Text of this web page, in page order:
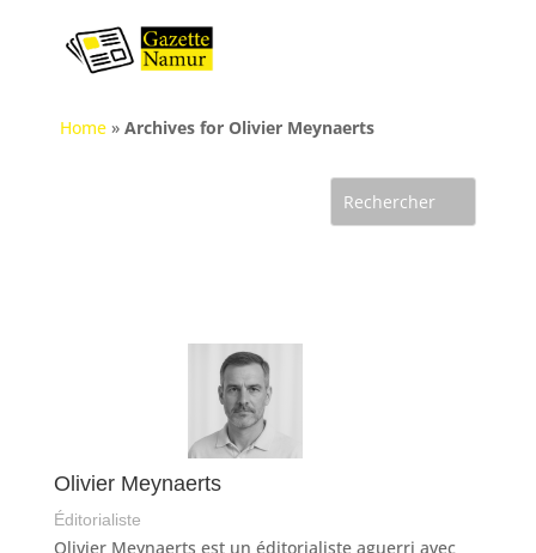
Home » Archives for Olivier Meynaerts
Olivier Meynaerts
Éditorialiste
Olivier Meynaerts est un éditorialiste aguerri avec